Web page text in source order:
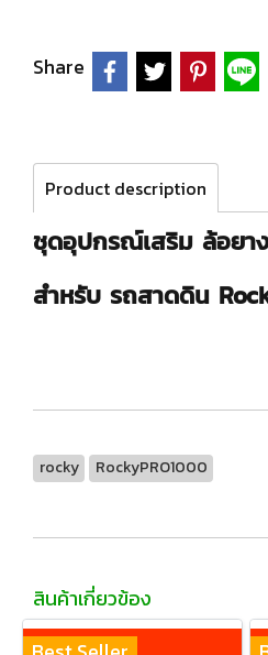
Share
Product description
ชุดอุปกรณ์เสริม ล้อยาง
สำหรับ รถสาดดิน
rocky RockyPRO1000
สินค้าเกี่ยวข้อง